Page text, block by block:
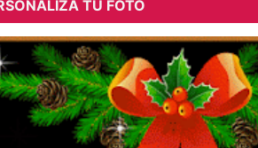
TU FOTO